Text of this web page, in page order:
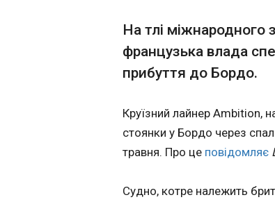
Хто
у
19:49:46
Україна хоче відкрити вже 26 травня перший
цього. Такі
справах в
На тлі міжнародного
французька влада
прибуття до Бордо.
Круїзний лайнер Ambition,
стоянки у Бордо через
травня. Про це повідомляє
Судно, котре належить